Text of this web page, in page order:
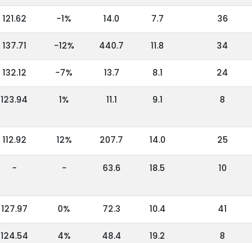
121.62 -1% 14.0 7.7 36
137.71 -12% 440.7 11.8 34
132.12 -7% 13.7 8.1 24
123.94 1% 11.1 9.1 8
112.92 12% 207.7 14.0 25
- - 63.6 18.5 10
127.97 0% 72.3 10.4 41
124.54 4% 48.4 19.2 8